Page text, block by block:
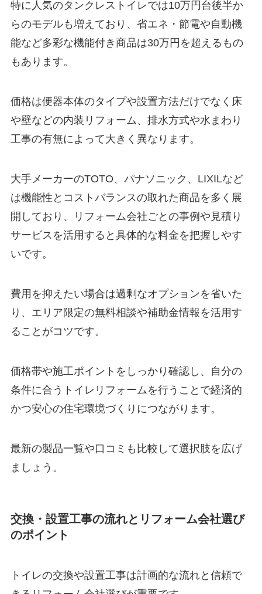
特に人気のタンクレストイレでは10万円台後半か
らのモデルも増えており、省エネ・節電や自動機
能など多彩な機能付き商品は30万円を超えるもの
もあります。
価格は便器本体のタイプや設置方法だけでなく床
や壁などの内装リフォーム、排水方式や水まわり
工事の有無によって大きく異なります。
大手メーカーのTOTO、パナソニック、LIXILなど
は機能性とコストバランスの取れた商品を多く展
開しており、リフォーム会社ごとの事例や見積り
サービスを活用すると具体的な料金を把握しやす
いです。
費用を抑えたい場合は過剰なオプションを省いた
り、エリア限定の無料相談や補助金情報を活用す
ることがコツです。
価格帯や施工ポイントをしっかり確認し、自分の
条件に合うトイレリフォームを行うことで経済的
かつ安心の住宅環境づくりにつながります。
最新の製品一覧や口コミも比較して選択肢を広げ
ましょう。
交換・設置工事の流れとリフォーム会社選び
のポイント
トイレの交換や設置工事は計画的な流れと信頼で